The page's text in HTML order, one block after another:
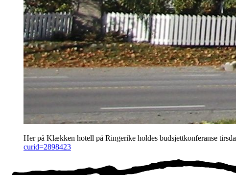
Her på Klækken hotell på Ringerike holdes budsjettkonferanse
curid=2898423